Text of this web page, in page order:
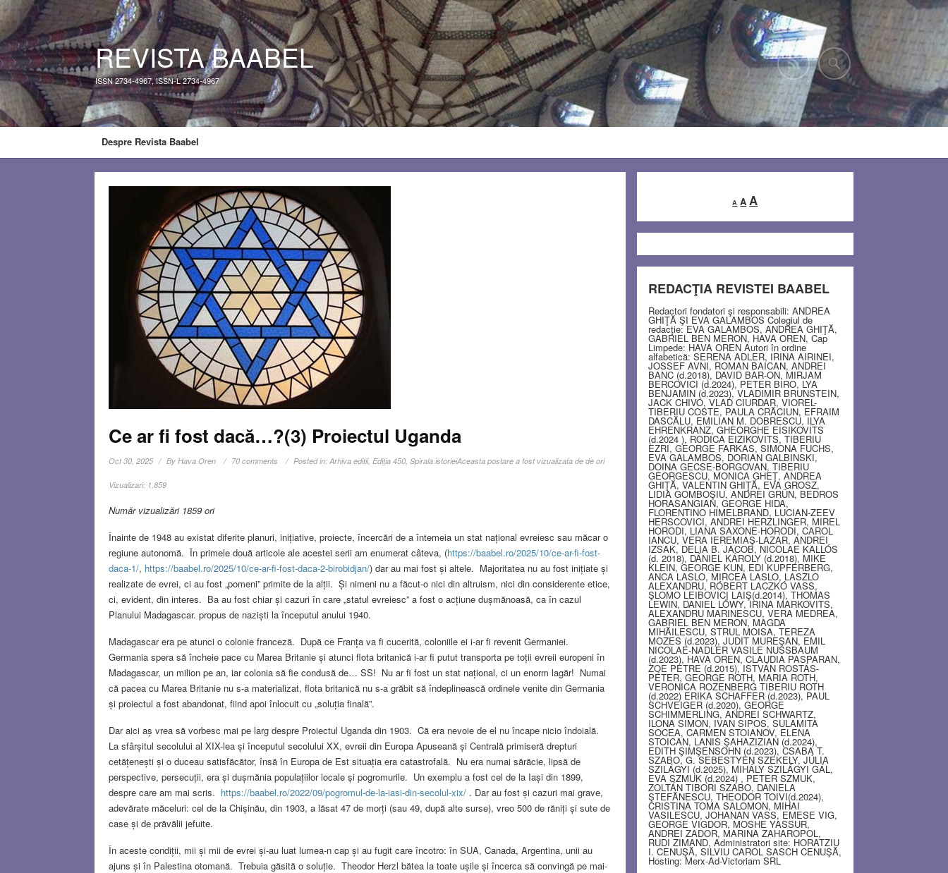
REVISTA BAABEL
ISSN 2734-4967, ISSN-L 2734-4967
Despre Revista Baabel
Ce ar fi fost dacă…?(3) Proiectul Uganda
Oct 30, 2025 ByHava Oren 70 comments Posted in:Arhiva editii,Ediţia 450,Spirala istorieiAceasta postare a fost vizualizata de de ori
Vizualizari: 1,859
Număr vizualizări 1859 ori
Înainte de 1948 au existat diferite planuri, inițiative, proiecte, încercări de a întemeia un stat național evreiesc sau măcar o
regiune autonomă. În primele două articole ale acestei serii am enumerat câteva, (https://baabel.ro/2025/10/ce-ar-fi-fost-
daca-1/, https://baabel.ro/2025/10/ce-ar-fi-fost-daca-2-birobidjan/) dar au mai fost și altele. Majoritatea nu au fost inițiate și
realizate de evrei, ci au fost „pomeni” primite de la alții. Și nimeni nu a făcut-o nici din altruism, nici din considerente etice,
ci, evident, din interes. Ba au fost chiar și cazuri în care „statul evreiesc” a fost o acțiune dușmănoasă, ca în cazul
Planului Madagascar. propus de naziști la începutul anului 1940.
Madagascar era pe atunci o colonie franceză. După ce Franța va fi cucerită, coloniile ei i-ar fi revenit Germaniei.
Germania spera să încheie pace cu Marea Britanie și atunci flota britanică i-ar fi putut transporta pe toții evreii europeni în
Madagascar, un milion pe an, iar colonia să fie condusă de… SS! Nu ar fi fost un stat național, ci un enorm lagăr! Numai
că pacea cu Marea Britanie nu s-a materializat, flota britanică nu s-a grăbit să îndeplinească ordinele venite din Germania
și proiectul a fost abandonat, fiind apoi înlocuit cu „soluția finală”.
Dar aici aș vrea să vorbesc mai pe larg despre Proiectul Uganda din 1903. Că era nevoie de el nu încape nicio îndoială.
La sfârșitul secolului al XIX-lea și începutul secolului XX, evreii din Europa Apuseană și Centrală primiseră drepturi
cetățenești și o duceau satisfăcător, însă în Europa de Est situația era catastrofală. Nu era numai sărăcie, lipsă de
perspective, persecuții, era și dușmănia populațiilor locale și pogromurile. Un exemplu a fost cel de la Iași din 1899,
despre care am mai scris. https://baabel.ro/2022/09/pogromul-de-la-iasi-din-secolul-xix/ . Dar au fost și cazuri mai grave,
adevărate măceluri: cel de la Chișinău, din 1903, a lăsat 47 de morți (sau 49, după alte surse), vreo 500 de răniți și sute de
case și de prăvălii jefuite.
În aceste condiții, mii și mii de evrei și-au luat lumea-n cap și au fugit care încotro: în SUA, Canada, Argentina, unii au
ajuns și în Palestina otomană. Trebuia găsită o soluție. Theodor Herzl bătea la toate ușile și încerca să convingă pe mai-
A
Decrease
font
A Reset
AIncrease
font
REDACŢIA REVISTEI BAABEL
Redactori fondatori şi responsabili: ANDREA
GHIŢĂ ŞI EVA GALAMBOS Colegiul de
redacţie: EVA GALAMBOS, ANDREA GHIŢĂ,
GABRIEL BEN MERON, HAVA OREN, Cap
Limpede: HAVA OREN Autori în ordine
alfabetică: SERENA ADLER, IRINA AIRINEI,
JOSSEF AVNI, ROMAN BAICAN, ANDREI
BANC (d.2018), DAVID BAR-ON, MIRJAM
BERCOVICI (d.2024), PETER BIRO, LYA
BENJAMIN (d.2023), VLADIMIR BRUNSTEIN,
JACK CHIVO, VLAD CIURDAR, VIOREL-
TIBERIU COSTE, PAULA CRĂCIUN, EFRAIM
DASCĂLU, EMILIAN M. DOBRESCU, ILYA
EHRENKRANZ, GHEORGHE EISIKOVITS
(d.2024 ), RODICA EIZIKOVITS, TIBERIU
EZRI, GEORGE FARKAS, SIMONA FUCHS,
EVA GALAMBOS, DORIAN GALBINSKI,
DOINA GECSE-BORGOVAN, TIBERIU
GEORGESCU, MONICA GHEŢ, ANDREA
GHIŢĂ, VALENTIN GHIŢĂ, EVA GROSZ,
LIDIA GOMBOŞIU, ANDREI GRÜN, BEDROS
HORASANGIAN, GEORGE HIDA,
FLORENTINO HIMELBRAND, LUCIAN-ZEEV
HERSCOVICI, ANDREI HERZLINGER, MIREL
HORODI, LIANA SAXONE-HORODI, CAROL
IANCU, VERA IEREMIAŞ-LAZAR, ANDREI
IZSAK, DELIA B. JACOB, NICOLAE KALLÓS
(d. 2018), DÁNIEL KÁROLY (d.2018), MIKE
KLEIN, GEORGE KUN, EDI KUPFERBERG,
ANCA LASLO, MIRCEA LASLO, LASZLO
ALEXANDRU, RÓBERT LACZKÓ VASS,
ŞLOMO LEIBOVICI LAIŞ(d.2014), THOMAS
LEWIN, DANIEL LŐWY, IRINA MARKOVITS,
ALEXANDRU MARINESCU, VERA MEDREA,
GABRIEL BEN MERON, MAGDA
MIHĂILESCU, STRUL MOISA, TEREZA
MOZES (d.2023), JUDIT MUREŞAN, EMIL
NICOLAE-NADLER VASILE NUSSBAUM
(d.2023), HAVA OREN, CLAUDIA PASPARAN,
ZOE PETRE (d.2015), ISTVÁN ROSTÁS-
PÉTER, GEORGE ROTH, MARIA ROTH,
VERONICA ROZENBERG TIBERIU ROTH
(d.2022) ERIKA SCHAFFER (d.2023), PAUL
SCHVEIGER (d.2020), GEORGE
SCHIMMERLING, ANDREI SCHWARTZ,
ILONA SIMON, IVAN SIPOS, SULAMITA
SOCEA, CARMEN STOIANOV, ELENA
STOICAN, LANIS ŞAHAZIZIAN (d.2024),
EDITH ŞIMŞENSOHN (d.2023), CSABA T.
SZABO, G. SEBESTYEN SZEKELY, JÚLIA
SZILÁGYI (d.2025), MIHÁLY SZILÁGYI GÁL,
EVA SZMUK (d.2024) , PETER SZMUK,
ZOLTÁN TIBORI SZABO, DANIELA
ŞTEFĂNESCU, THEODOR TOIVI(d.2024),
CRISTINA TOMA SALOMON, MIHAI
VASILESCU, JOHANAN VASS, EMESE VIG,
GEORGE VIGDOR, MOSHE YASSUR,
ANDREI ZADOR, MARINA ZAHAROPOL,
RUDI ZIMAND, Administratori site: HORATZIU
I. CENUŞĂ, SILVIU CAROL SASCH CENUŞĂ,
Hosting: Merx-Ad-Victoriam SRL